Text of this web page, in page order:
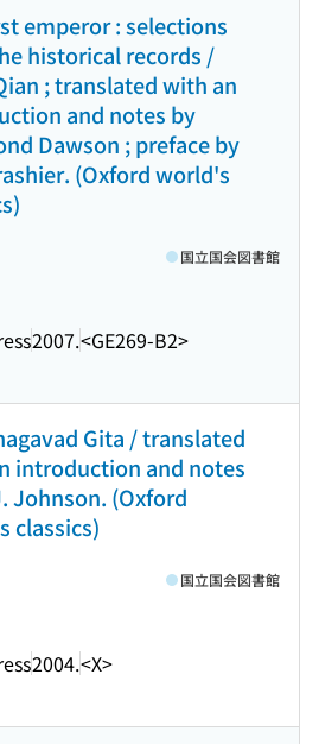
emperor : selections
historical records /
; translated with an
and notes by
Dawson ; preface by
(Oxford world's
2007.<GE269-B2>
国立国会図書館
Gita / translated
introduction and notes
Johnson. (Oxford
classics)
2004.<X>
国立国会図書館